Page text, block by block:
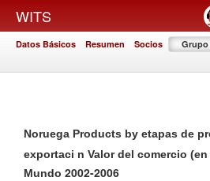
WITS
Datos Básicos Resumen Socios
Noruega Products by etapas de
exportaci n Valor del comercio (en
Mundo 2002-2006